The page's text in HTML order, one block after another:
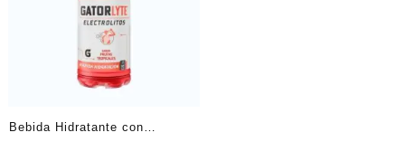
Bebida Hidratante con